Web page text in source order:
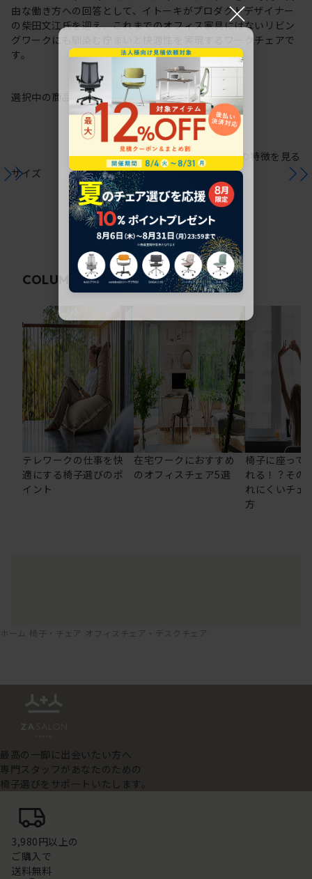
由な働き方への回答として、イトーキがプロダクトデザイナー
の柴田文江氏を迎え、これまでのオフィス家具にはないリビン
グワークにも馴染む佇まいと快適性を実現するワークチェアで
す。
選択中の商品情報保証 注意事項
サイズ
シリーズの特徴を見る
COLUMN 関連コラム
テレワークの仕事を快
適にする椅子選びのポ
イント
在宅ワークにおすすめ
のオフィスチェア5選
椅子に座って
れる！？その
れにくいチェ
方
ホーム 椅子・チェア オフィスチェア・デスクチェア
最高の一脚に出会いたい方へ
専門スタッフがあなたのための
椅子選びをサポートいたします。
3,980円以上の
ご購入で
送料無料
×